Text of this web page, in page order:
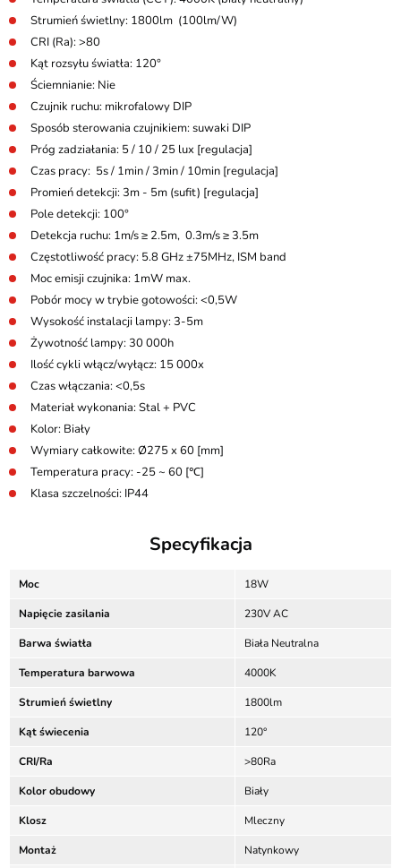
Strumień świetlny: 1800lm (100lm/W)
CRI (Ra): >80
Kąt rozsyłu światła: 120°
Ściemnianie: Nie
Czujnik ruchu: mikrofalowy DIP
Sposób sterowania czujnikiem: suwaki DIP
Próg zadziałania: 5 / 10 / 25 lux [regulacja]
Czas pracy: 5s / 1min / 3min / 10min [regulacja]
Promień detekcji: 3m - 5m (sufit) [regulacja]
Pole detekcji: 100°
Detekcja ruchu: 1m/s ≥ 2.5m, 0.3m/s ≥ 3.5m
Częstotliwość pracy: 5.8 GHz ±75MHz, ISM band
Moc emisji czujnika: 1mW max.
Pobór mocy w trybie gotowości: <0,5W
Wysokość instalacji lampy: 3-5m
Żywotność lampy: 30 000h
Ilość cykli włącz/wyłącz: 15 000x
Czas włączania: <0,5s
Materiał wykonania: Stal + PVC
Kolor: Biały
Wymiary całkowite: Ø275 x 60 [mm]
Temperatura pracy: -25 ~ 60 [℃]
Klasa szczelności: IP44
Specyfikacja
Moc 18W
Napięcie zasilania 230V AC
Barwa światła Biała Neutralna
Temperatura barwowa 4000K
Strumień świetlny 1800lm
Kąt świecenia 120°
CRI/Ra >80Ra
Kolor obudowy Biały
Klosz Mleczny
Montaż Natynkowy